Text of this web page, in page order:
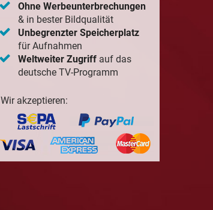
Ohne Werbeunterbrechungen
& in bester Bildqualität
Unbegrenzter Speicherplatz
für Aufnahmen
Weltweiter Zugriffauf das
deutsche TV-Programm
Wir akzeptieren: